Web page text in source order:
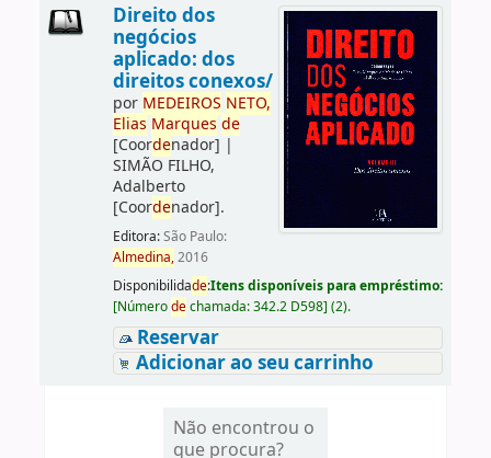
Direito dos
negócios
aplicado: dos
direitos conexos/
por MEDEIROS NETO,
Elias Marques de
[Coordenador] |
SIMÃO FILHO,
Adalberto
[Coordenador].
Editora:São Paulo:
Almedina,2016
Disponibilidade:Itens disponíveis para empréstimo:
[Númerodechamada:342.2 D598] (2).
Reservar
Adicionar ao seu carrinho
Não encontrou o
que procura?